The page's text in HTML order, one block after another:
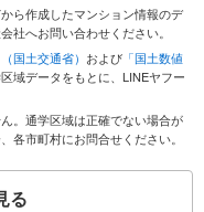
ら作成したマンション情報のデ
社へお問い合わせください。
国土交通省） および 「国土数値
域データをもとに、LINEヤフー
。通学区域は正確でない場合が
各市町村にお問合せください。
る